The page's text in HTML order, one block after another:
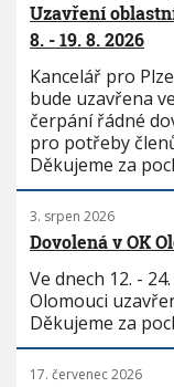
Uzavření
8. - 19. 8. 2026
Kancelář pro
bude uzavřena
čerpání řádné
pro potřeby
Děkujeme za
3. srpen 2026
Dovolená v OK
Ve dnech 12. -
Olomouci
Děkujeme za
17. červenec 2026